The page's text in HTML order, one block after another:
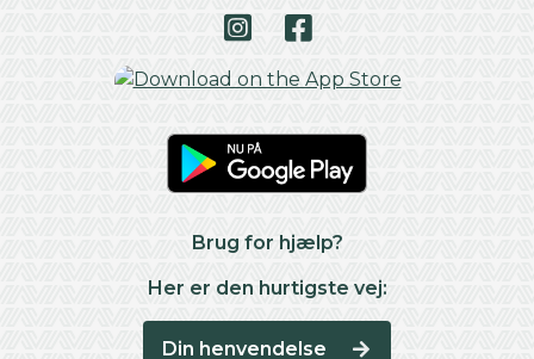
Brug for hjælp?
Her er den hurtigste vej:
Din henvendelse